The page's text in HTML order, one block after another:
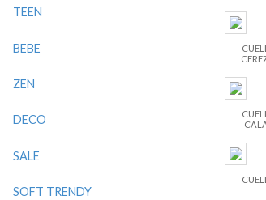
TEEN
BEBE
ZEN
DECO
SALE
SOFT TRENDY